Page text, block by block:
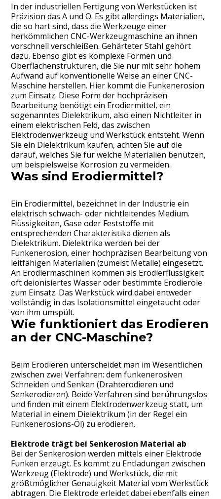
In der industriellen Fertigung von Werkstücken ist
Präzision das A und O. Es gibt allerdings Materialien,
die so hart sind, dass die Werkzeuge einer
herkömmlichen CNC-Werkzeugmaschine an ihnen
vorschnell verschleißen. Gehärteter Stahl gehört
dazu. Ebenso gibt es komplexe Formen und
Oberflächenstrukturen, die Sie nur mit sehr hohem
Aufwand auf konventionelle Weise an einer CNC-
Maschine herstellen. Hier kommt die Funkenerosion
zum Einsatz. Diese Form der hochpräzisen
Bearbeitung benötigt ein Erodiermittel, ein
sogenanntes Dielektrikum, also einen Nichtleiter in
einem elektrischen Feld, das zwischen
Elektrodenwerkzeug und Werkstück entsteht. Wenn
Sie ein Dielektrikum kaufen, achten Sie auf die
darauf, welches Sie für welche Materialien benutzen,
um beispielsweise Korrosion zu vermeiden.
Was sind Erodiermittel?
Ein Erodiermittel, bezeichnet in der Industrie ein
elektrisch schwach- oder nichtleitendes Medium.
Flüssigkeiten, Gase oder Feststoffe mit
entsprechenden Charakteristika dienen als
Dielektrikum. Dielektrika werden bei der
Funkenerosion, einer hochpräzisen Bearbeitung von
leitfähigen Materialien (zumeist Metalle) eingesetzt.
An Erodiermaschinen kommen als Erodierflüssigkeit
oft deionisiertes Wasser oder bestimmte Erodieröle
zum Einsatz. Das Werkstück wird dabei entweder
vollständig in das Isolationsmittel eingetaucht oder
von ihm umspült.
Wie funktioniert das Erodieren
an der CNC-Maschine?
Beim Erodieren unterscheidet man im Wesentlichen
zwischen zwei Verfahren: dem funkenerosiven
Schneiden und Senken (Drahterodieren und
Senkerodieren). Beide Verfahren sind berührungslos
und finden mit einem Elektrodenwerkzeug statt, um
Material in einem Dielektrikum (in der Regel ein
Funkenerosions-Öl) zu erodieren.
Elektrode trägt bei Senkerosion Material ab
Bei der Senkerosion werden mittels einer Elektrode
Funken erzeugt. Es kommt zu Entladungen zwischen
Werkzeug (Elektrode) und Werkstück, die mit
größtmöglicher Genauigkeit Material vom Werkstück
abtragen. Die Elektrode erleidet dabei ebenfalls einen